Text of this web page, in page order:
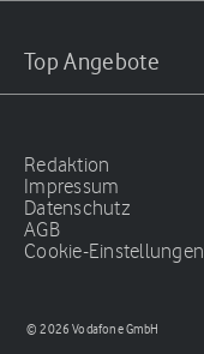
Top Angebote
Redaktion
Impressum
Datenschutz
AGB
Cookie-Einstellungen
© 2026 Vodafone GmbH